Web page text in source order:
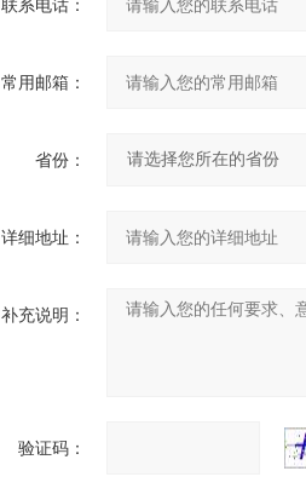
联系电话：
常用邮箱：
省份：
详细地址：
补充说明：
验证码：